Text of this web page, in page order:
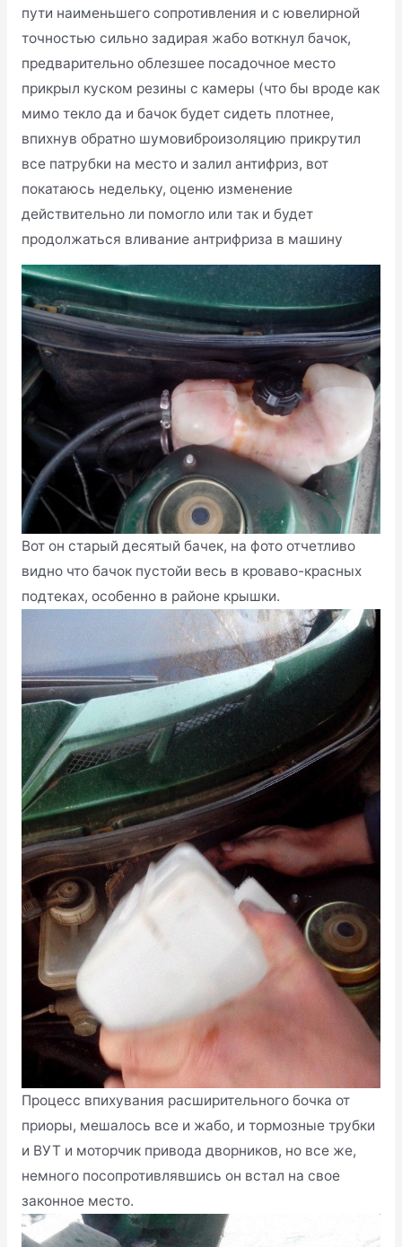
пути наименьшего сопротивления и с ювелирной
точностью сильно задирая жабо воткнул бачок,
предварительно облезшее посадочное место
прикрыл куском резины с камеры (что бы вроде как
мимо текло да и бачок будет сидеть плотнее,
впихнув обратно шумовиброизоляцию прикрутил
все патрубки на место и залил антифриз, вот
покатаюсь недельку, оценю изменение
действительно ли помогло или так и будет
продолжаться вливание антрифриза в машину
Вот он старый десятый бачек, на фото отчетливо
видно что бачок пустойи весь в кроваво-красных
подтеках, особенно в районе крышки.
Процесс впихувания расширительного бочка от
приоры, мешалось все и жабо, и тормозные трубки
и ВУТ и моторчик привода дворников, но все же,
немного посопротивлявшись он встал на свое
законное место.